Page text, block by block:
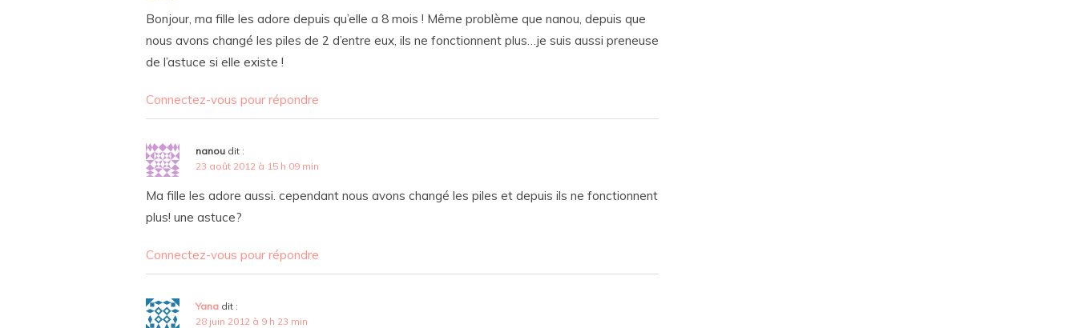
Bonjour, ma fille les adore depuis qu’elle a 8 mois ! Même problème que nanou, depuis que
nous avons changé les piles de 2 d’entre eux, ils ne fonctionnent plus…je suis aussi preneuse
de l’astuce si elle existe !
Connectez-vous pour répondre
nanou dit :
23 août 2012 à 15 h 09 min
Ma fille les adore aussi. cependant nous avons changé les piles et depuis ils ne fonctionnent
plus! une astuce?
Connectez-vous pour répondre
Yana dit :
28 juin 2012 à 9 h 23 min